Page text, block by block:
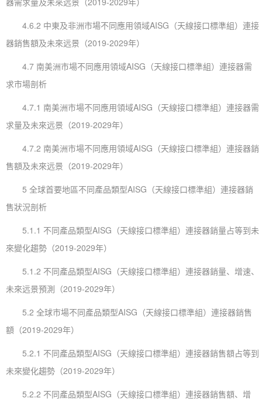
4.6.2 中東及非洲市場不同應用領域AISG（天線接口標準組）連接
器銷售額及未來远景（2019-2029年）
4.7 南美洲市場不同應用領域AISG（天線接口標準組）連接器需
求市場剖析
4.7.1 南美洲市場不同應用領域AISG（天線接口標準組）連接器需
求量及未來远景（2019-2029年）
4.7.2 南美洲市場不同應用領域AISG（天線接口標準組）連接器銷
售額及未來远景（2019-2029年）
5 全球首要地區不同產品類型AISG（天線接口標準組）連接器銷
售狀況剖析
5.1.1 不同產品類型AISG（天線接口標準組）連接器銷量占等到未
來變化趨勢（2019-2029年）
5.1.2 不同產品類型AISG（天線接口標準組）連接器銷量、增速、
未來远景預測（2019-2029年）
5.2 全球市場不同產品類型AISG（天線接口標準組）連接器銷售
額（2019-2029年）
5.2.1 不同產品類型AISG（天線接口標準組）連接器銷售額占等到
未來變化趨勢（2019-2029年）
5.2.2 不同產品類型AISG（天線接口標準組）連接器銷售額、增